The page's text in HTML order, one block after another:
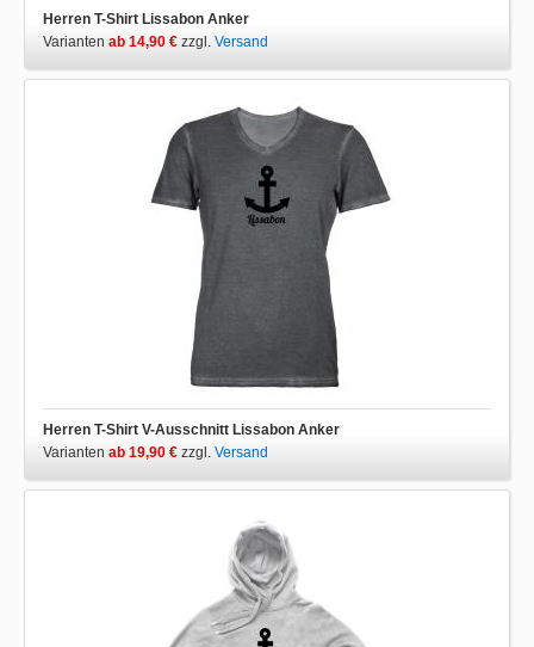
Herren T-Shirt Lissabon Anker
Varianten ab 14,90 € zzgl. Versand
Herren T-Shirt V-Ausschnitt Lissabon Anker
Varianten ab 19,90 € zzgl. Versand